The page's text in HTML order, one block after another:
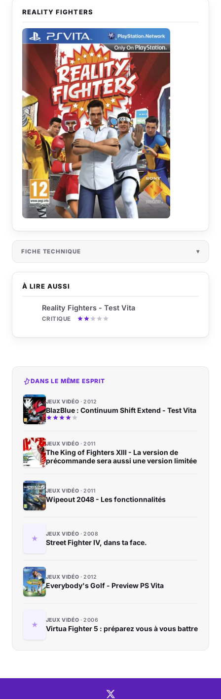
À LIRE AUSSI
Reality Fighters - Test Vita
CRITIQUE
REALITY FIGHTERS
FICHE TECHNIQUE
DANS LE MÊME ESPRIT
JEUX VIDÉO 2012
BlazBlue : Continuum Shift Extend - Test Vita
JEUX VIDÉO 2011
The King of Fighters XIII - La version de
précommande sera aussi une version limitée
JEUX VIDÉO 2011
Wipeout 2048 - Les fonctionnalités
JEUX VIDÉO 2008
Street Fighter IV, dans ta face.
JEUX VIDÉO 2012
Everybody's Golf - Preview PS Vita
JEUX VIDÉO 2006
Virtua Fighter 5 : préparez vous à vous battre